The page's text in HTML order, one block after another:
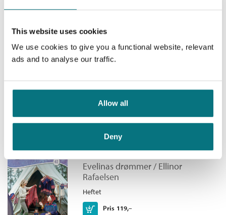
This website uses cookies
We use cookies to give you a functional website, relevant
ads and to analyse our traffic.
Allow all
Deny
Evelinas drømmer /Ellinor
Rafaelsen
Østenfor sol
Evelinas drømmer / Ellinor
Rafaelsen
Heftet
Pris 119,–
Kjøp